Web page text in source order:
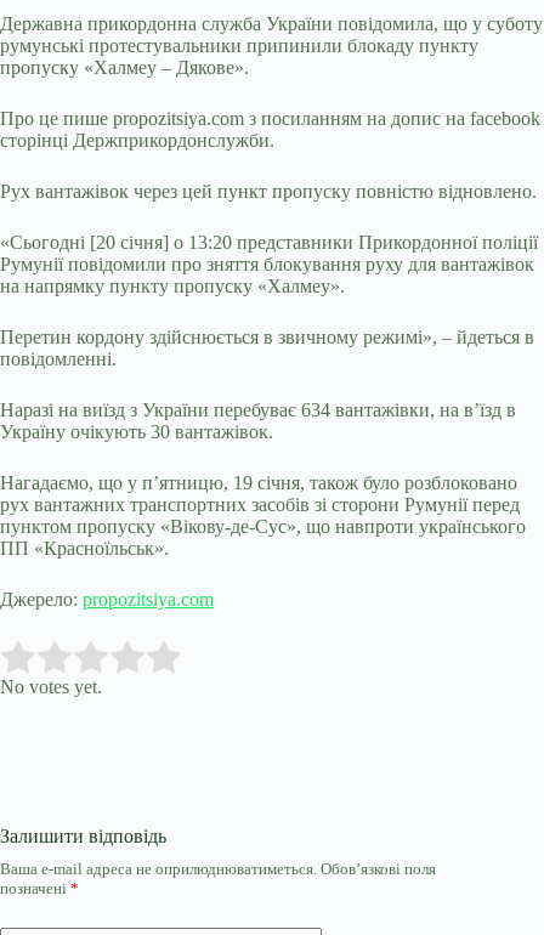
Державна прикордонна служба України повідомила, що у суботу
румунські протестувальники припинили блокаду пункту
пропуску «Халмеу – Дякове».
Про це пише propozitsiya.com з посиланням на допис на facebook
сторінці Держприкордонслужби.
Рух вантажівок через цей пункт пропуску повністю відновлено.
«Сьогодні [20 січня] о 13:20 представники Прикордонної поліції
Румунії повідомили про зняття блокування руху для вантажівок
на напрямку пункту пропуску «Халмеу».
Перетин кордону здійснюється в звичному режимі», – йдеться в
повідомленні.
Наразі на виїзд з України перебуває 634 вантажівки, на в’їзд в
Україну очікують 30 вантажівок.
Нагадаємо, що у п’ятницю, 19 січня, також було розблоковано
рух вантажних транспортних засобів зі сторони Румунії перед
пунктом пропуску «Вікову-де-Сус», що навпроти українського
ПП «Красноїльськ».
Джерело: propozitsiya.com
Rate this item:
No votes yet.
Залишити відповідь
Ваша e-mail адреса не оприлюднюватиметься. Обов’язкові поля
позначені *